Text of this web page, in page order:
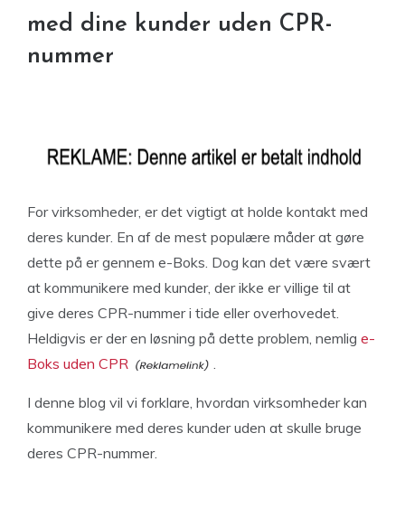
med dine kunder uden CPR-
nummer
For virksomheder, er det vigtigt at holde kontakt med
deres kunder. En af de mest populære måder at gøre
dette på er gennem e-Boks. Dog kan det være svært
at kommunikere med kunder, der ikke er villige til at
give deres CPR-nummer i tide eller overhovedet.
Heldigvis er der en løsning på dette problem, nemlig e-
Boks uden CPR
.
I denne blog vil vi forklare, hvordan virksomheder kan
kommunikere med deres kunder uden at skulle bruge
deres CPR-nummer.